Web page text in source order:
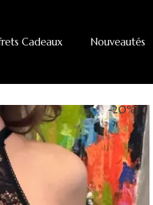
Cadeaux Nouveautés
-20%